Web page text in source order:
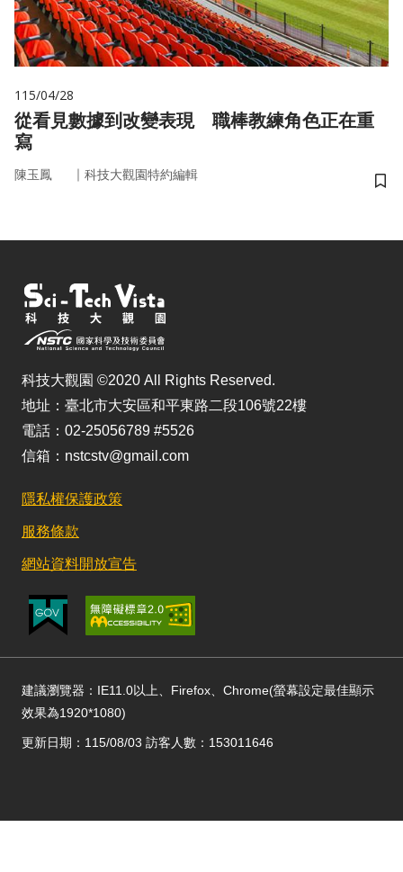
115/04/28
從看見數據到改變表現 職棒教練角色正在重
寫
陳玉鳳 ｜ 科技大觀園特約編輯
儲
科技大觀園 ©2020 All Rights Reserved.
地址：臺北市大安區和平東路二段106號22樓
電話：02-25056789 #5526
信箱：nstcstv@gmail.com
隱私權保護政策
服務條款
網站資料開放宣告
建議瀏覽器：IE11.0以上、Firefox、Chrome(螢幕設定最佳顯示
效果為1920*1080)
更新日期：115/08/03 訪客人數：153011646